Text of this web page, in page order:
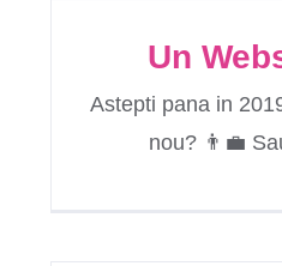
Un
Astepti pana in
nou? 👨‍💼